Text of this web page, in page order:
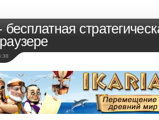
бесплатная